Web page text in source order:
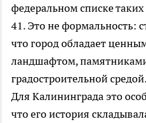
федеральном списке
41. Это не формальность:
что город обладает
ландшафтом,
градостроительной средой.
Для Калининграда это
что его история